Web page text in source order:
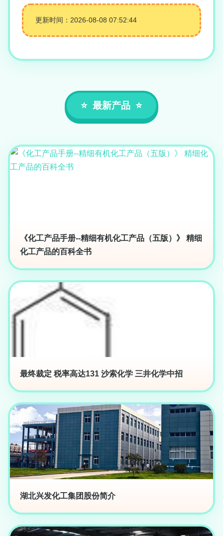
更新时间：2026-08-08 07:52:44
最新产品
《化工产品手册--精细有机化工产品（五版）》 精细
化工产品的百科全书
最终裁定 税率高达131 沙索化学 三井化学中招
湖北兴发化工集团股份简介